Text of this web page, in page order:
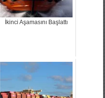
İkinci Aşamasını Başlattı